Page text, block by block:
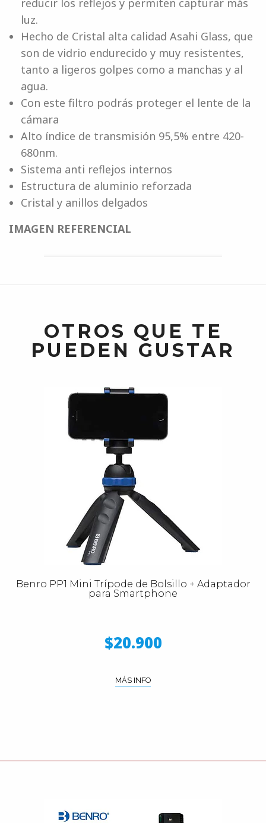
reducir los reflejos y permiten capturar más
luz.
Hecho de Cristal alta calidad Asahi Glass, que
son de vidrio endurecido y muy resistentes,
tanto a ligeros golpes como a manchas y al
agua.
Con este filtro podrás proteger el lente de la
cámara
Alto índice de transmisión 95,5% entre 420-
680nm.
Sistema anti reflejos internos
Estructura de aluminio reforzada
Cristal y anillos delgados
IMAGEN REFERENCIAL
OTROS QUE TE
PUEDEN GUSTAR
Benro PP1 Mini Trípode de Bolsillo + Adaptador
para Smartphone
$20.900
MÁS INFO